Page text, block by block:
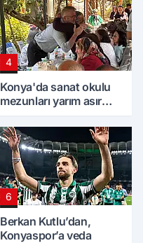
4
Konya'da sanat okulu
mezunları yarım asır
6
Berkan Kutlu’dan,
Konyaspor’a veda